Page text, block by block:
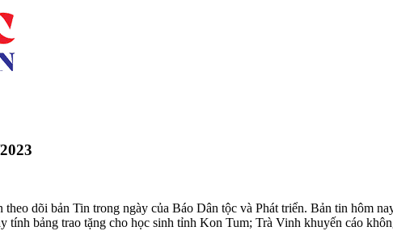
dõi bản Tin trong ngày của Báo Dân tộc và Phát triển. Bản tin hôm
tính bảng trao tặng cho học sinh tỉnh Kon Tum; Trà Vinh khuyến cáo